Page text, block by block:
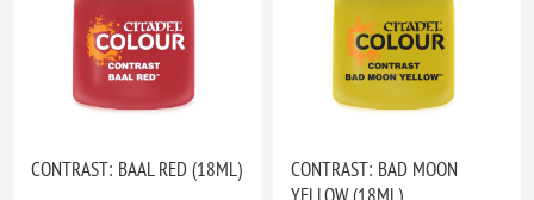
CONTRAST: BAAL RED (18ML)
CONTRAST: BAD MOON